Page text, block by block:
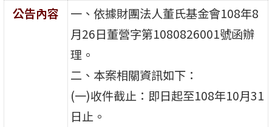
公告內容
一、依據財團法人董氏基金會108年8
月26日董營字第1080826001號函辦
理。
二、本案相關資訊如下：
(一)收件截止：即日起至108年10月31
日止。